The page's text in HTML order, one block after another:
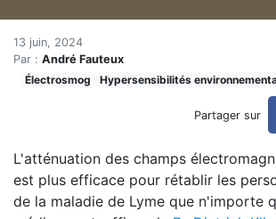
Accueil
Articles
Maisons saines
Hypersensibilités environnementales
Dépolluer sa maison est essentiel
Dépolluer sa
13 juin, 2024
Par : André Fauteux
Électrosmog
Hypersensibilités
Partager sur
L'atténuation des champs
est plus efficace pour rétablir les
de la maladie de Lyme que n'importe